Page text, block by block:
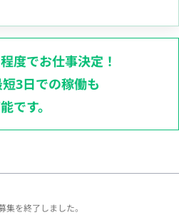
度でお仕事決定！
3日での稼働も
です。
集を終了しました。